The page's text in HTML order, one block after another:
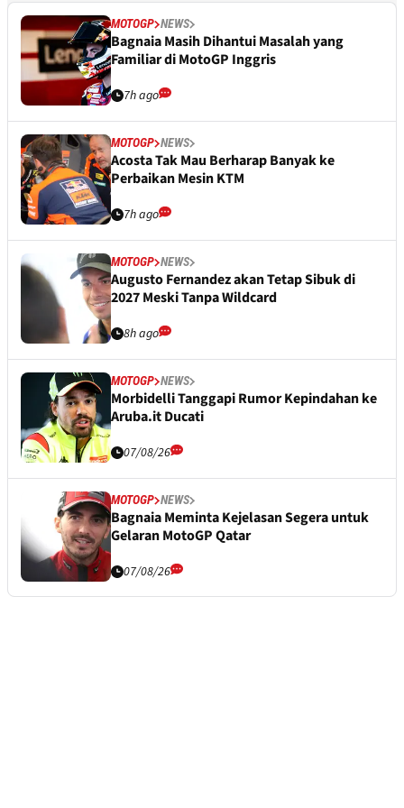
MOTOGP NEWS
Bagnaia Masih Dihantui Masalah yang
Familiar di MotoGP Inggris
7h ago
MOTOGP NEWS
Acosta Tak Mau Berharap Banyak ke
Perbaikan Mesin KTM
7h ago
MOTOGP NEWS
Augusto Fernandez akan Tetap Sibuk di
2027 Meski Tanpa Wildcard
8h ago
MOTOGP NEWS
Morbidelli Tanggapi Rumor Kepindahan ke
Aruba.it Ducati
07/08/26
MOTOGP NEWS
Bagnaia Meminta Kejelasan Segera untuk
Gelaran MotoGP Qatar
07/08/26